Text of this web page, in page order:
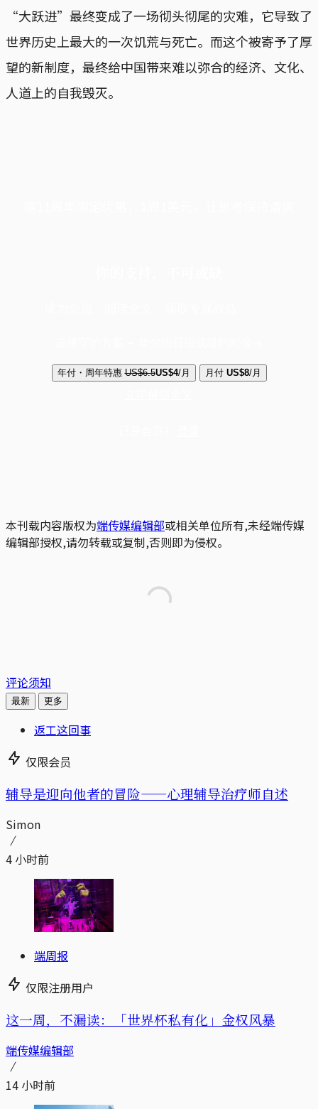
“大跃进”最终变成了一场彻头彻尾的灾难，它导致了
世界历史上最大的一次饥荒与死亡。而这个被寄予了厚
望的新制度，最终给中国带来难以弥合的经济、文化、
人道上的自我毁灭。
年付・周年特惠 US$6.5US$4/月 月付 US$8/月
本刊载内容版权为端传媒编辑部或相关单位所有,未经端传媒
编辑部授权,请勿转载或复制,否则即为侵权。
评论须知
最新 更多
返工这回事
仅限会员
辅导是迎向他者的冒险——心理辅导治疗师自述
Simon
4 小时前
端周报
仅限注册用户
这一周，不漏读：「世界杯私有化」金权风暴
端传媒编辑部
14 小时前